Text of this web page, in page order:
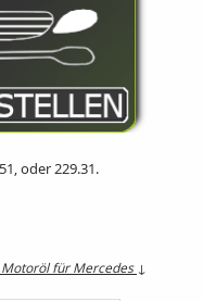
, oder229.31.
für Mercedes ↓